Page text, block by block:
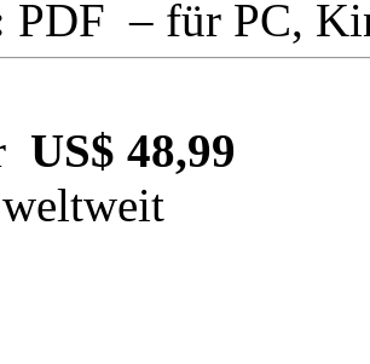
PDF – für PC,
US$ 48,99